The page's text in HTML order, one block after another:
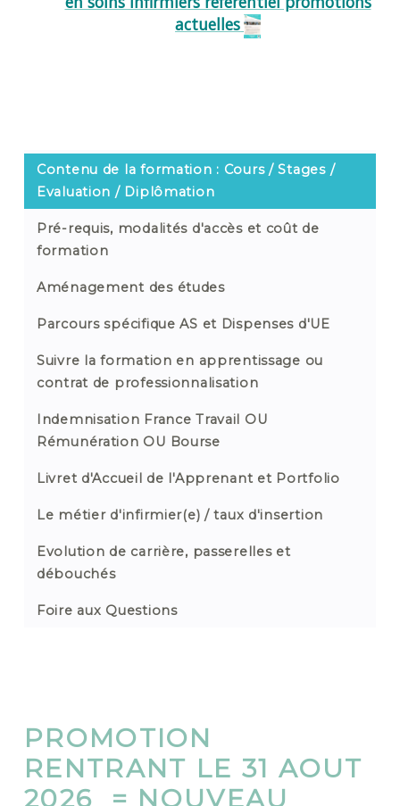
actuelles
Contenu de la formation : Cours / Stages /
Evaluation / Diplômation
Pré-requis, modalités d'accès et coût de
formation
Aménagement des études
Parcours spécifique AS et Dispenses d'UE
Suivre la formation en apprentissage ou
contrat de professionnalisation
Indemnisation France Travail OU
Rémunération OU Bourse
Livret d'Accueil de l'Apprenant et Portfolio
Le métier d'infirmier(e) / taux d'insertion
Evolution de carrière, passerelles et
débouchés
Foire aux Questions
PROMOTION
RENTRANT LE 31 AOUT
2026 = NOUVEAU